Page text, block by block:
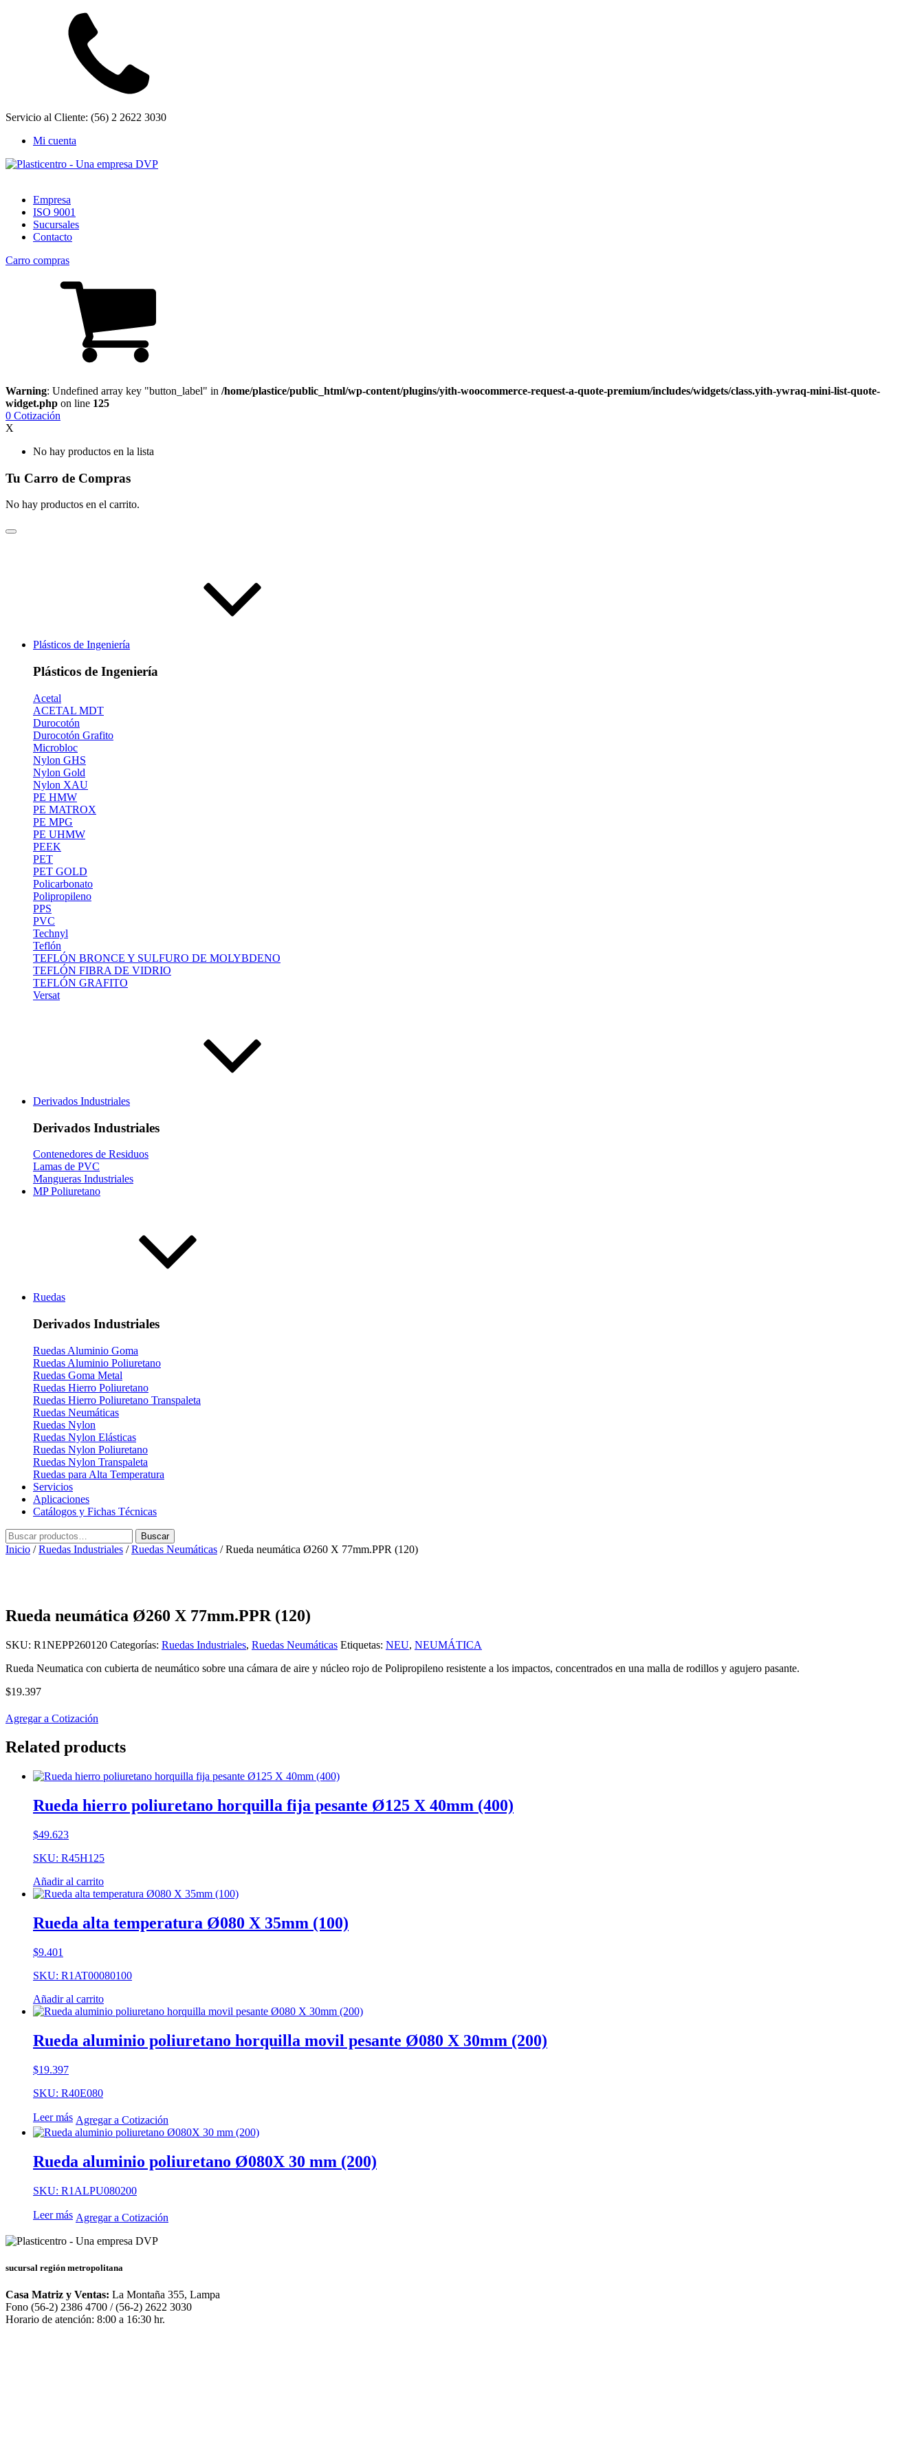
Servicio al Cliente: (56) 2 2622 3030
Mi cuenta
Empresa
ISO 9001
Sucursales
Contacto
Carro compras
Warning: Undefined array key "button_label" in /home/plastice/public_html/wp-content/plugins/yith-woocommerce-request-a-quote-premium/includes/widgets/class.yith-ywraq-mini-list-quote-
widget.php on line 125
0 Cotización
X
No hay productos en la lista
Tu Carro de Compras
No hay productos en el carrito.
Plásticos de Ingeniería
Plásticos de Ingeniería
Acetal
ACETAL MDT
Durocotón
Durocotón Grafito
Microbloc
Nylon GHS
Nylon Gold
Nylon XAU
PE HMW
PE MATROX
PE MPG
PE UHMW
PEEK
PET
PET GOLD
Policarbonato
Polipropileno
PPS
PVC
Technyl
Teflón
TEFLÓN BRONCE Y SULFURO DE MOLYBDENO
TEFLÓN FIBRA DE VIDRIO
TEFLÓN GRAFITO
Versat
Derivados Industriales
Derivados Industriales
Contenedores de Residuos
Lamas de PVC
Mangueras Industriales
MP Poliuretano
Ruedas
Derivados Industriales
Ruedas Aluminio Goma
Ruedas Aluminio Poliuretano
Ruedas Goma Metal
Ruedas Hierro Poliuretano
Ruedas Hierro Poliuretano Transpaleta
Ruedas Neumáticas
Ruedas Nylon
Ruedas Nylon Elásticas
Ruedas Nylon Poliuretano
Ruedas Nylon Transpaleta
Ruedas para Alta Temperatura
Servicios
Aplicaciones
Catálogos y Fichas Técnicas
Buscar
por:
Buscar
Inicio /Ruedas Industriales /Ruedas Neumáticas / Rueda neumática Ø260 X 77mm.PPR (120)
Rueda neumática Ø260 X 77mm.PPR (120)
SKU: R1NEPP260120 Categorías: Ruedas Industriales, Ruedas Neumáticas Etiquetas: NEU, NEUMÁTICA
Rueda Neumatica con cubierta de neumático sobre una cámara de aire y núcleo rojo de Polipropileno resistente a los impactos, concentrados en una malla de rodillos y agujero pasante.
$19.397
Agregar a Cotización
Related products
Rueda hierro poliuretano horquilla fija pesante Ø125 X 40mm (400)
$49.623
SKU: R45H125
Añadir al carrito
Rueda alta temperatura Ø080 X 35mm (100)
$9.401
SKU: R1AT00080100
Añadir al carrito
Rueda aluminio poliuretano horquilla movil pesante Ø080 X 30mm (200)
$19.397
SKU: R40E080
Leer más Agregar a Cotización
Rueda aluminio poliuretano Ø080X 30 mm (200)
SKU: R1ALPU080200
Leer más Agregar a Cotización
sucursal región metropolitana
Casa Matriz y Ventas: La Montaña 355, Lampa
Fono (56-2) 2386 4700 / (56-2) 2622 3030
Horario de atención: 8:00 a 16:30 hr.